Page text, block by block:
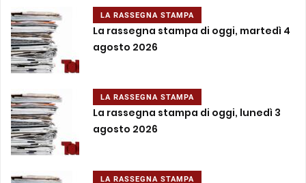
LA RASSEGNA STAMPA
La rassegna stampa di oggi, martedì 4
agosto 2026
LA RASSEGNA STAMPA
La rassegna stampa di oggi, lunedì 3
agosto 2026
LA RASSEGNA STAMPA